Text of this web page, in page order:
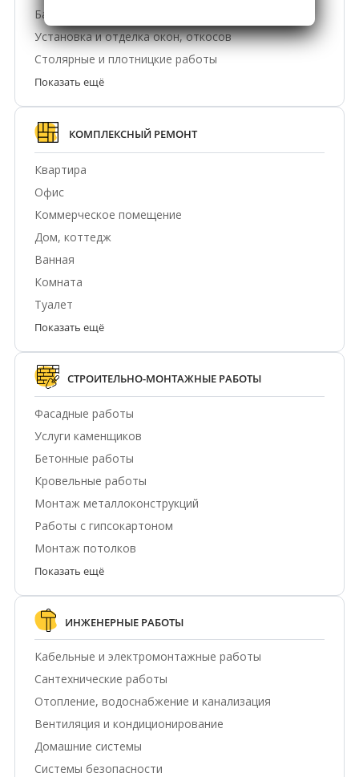
Балконы, лоджии
Установка и отделка окон, откосов
Столярные и плотницкие работы
Показать ещё
КОМПЛЕКСНЫЙ РЕМОНТ
Квартира
Офис
Коммерческое помещение
Дом, коттедж
Ванная
Комната
Туалет
Показать ещё
СТРОИТЕЛЬНО-МОНТАЖНЫЕ РАБОТЫ
Фасадные работы
Услуги каменщиков
Бетонные работы
Кровельные работы
Монтаж металлоконструкций
Работы с гипсокартоном
Монтаж потолков
Показать ещё
ИНЖЕНЕРНЫЕ РАБОТЫ
Кабельные и электромонтажные работы
Сантехнические работы
Отопление, водоснабжение и канализация
Вентиляция и кондиционирование
Домашние системы
Системы безопасности